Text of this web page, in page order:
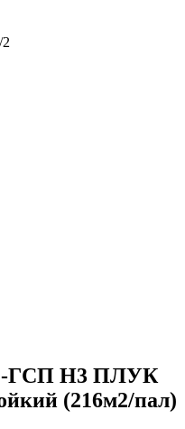
ГСП H3 ПЛУК
(216м2/пал)